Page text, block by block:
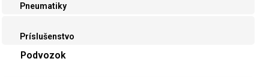
Pneumatiky
Príslušenstvo
Podvozok